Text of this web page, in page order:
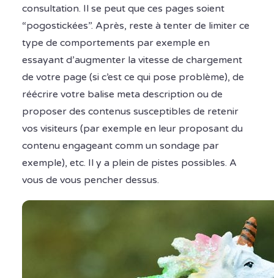
consultation. Il se peut que ces pages soient
“pogostickées”. Après, reste à tenter de limiter ce
type de comportements par exemple en
essayant d’augmenter la vitesse de chargement
de votre page (si c’est ce qui pose problème), de
réécrire votre balise meta description ou de
proposer des contenus susceptibles de retenir
vos visiteurs (par exemple en leur proposant du
contenu engageant comm un sondage par
exemple), etc. Il y a plein de pistes possibles. A
vous de vous pencher dessus.